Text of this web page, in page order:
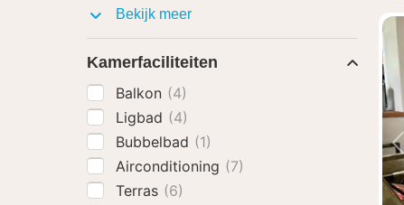
Bekijk meerFaciliteiten
Kamerfaciliteiten
Balkon (4)
Ligbad (4)
Bubbelbad (1)
Airconditioning (7)
Terras (6)